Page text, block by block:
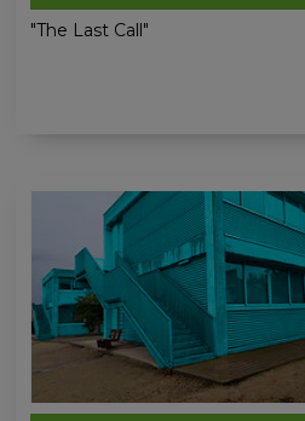
"The Last Call"